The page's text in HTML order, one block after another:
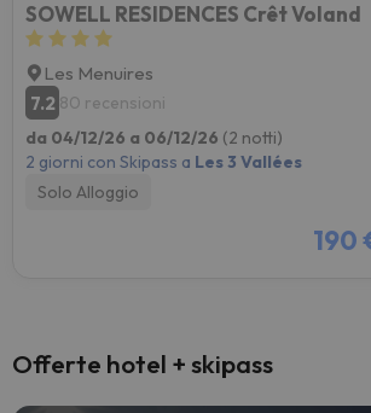
SOWELL RESIDENCES Crêt Voland
Les Menuires
7.2 80 recensioni
da 04/12/26 a 06/12/26 (2 notti)
2 giorni con Skipass a Les 3 Vallées
Solo Alloggio
190
Offerte hotel + skipass